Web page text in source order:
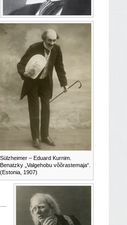
Sülzheimer – Eduard Kurnim.
Benatzky „Valgehobu võõrastemaja“.
(Estonia, 1907)